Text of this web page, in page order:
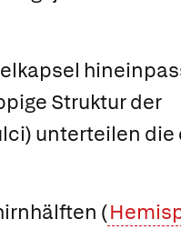
Struktur der
) unterteilen die
(